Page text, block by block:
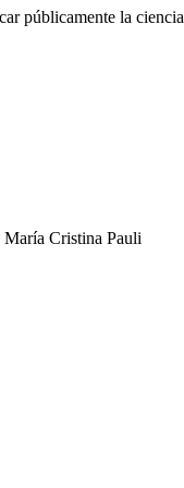
públicamente la ciencia
Cristina Pauli